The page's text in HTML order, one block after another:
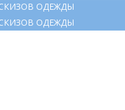
ОДЕЖДЫ
ОДЕЖДЫ